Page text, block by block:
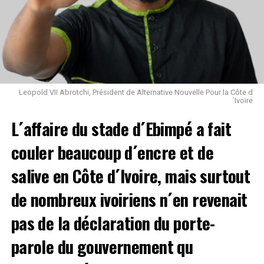
comments
Leopold VII Abrotchi, Président de Alternative Nouvelle Pour la Côte d
´Ivoire
L´affaire du stade d´Ebimpé a fait
couler beaucoup d´encre et de
salive en Côte d´Ivoire, mais surtout
de nombreux ivoiriens n´en revenait
pas de la déclaration du porte-
parole du gouvernement qu